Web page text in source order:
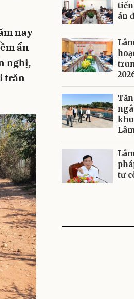
nay
ẩn
nghị,
trăn
án
tư
Hủy Gửi